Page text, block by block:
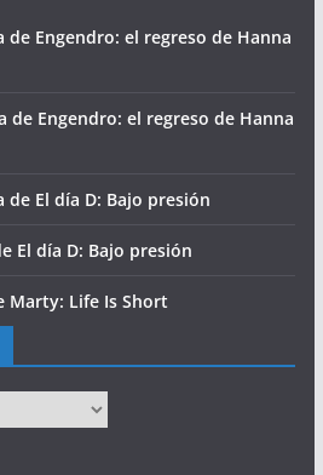
de Engendro: el regreso de Hanna
de Engendro: el regreso de Hanna
de El día D: Bajo presión
El día D: Bajo presión
Marty: Life Is Short